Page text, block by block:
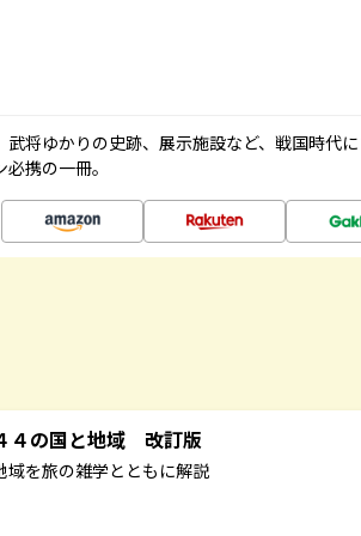
武将ゆかりの史跡、展示施設など、戦国時代
携の一冊。
４の国と地域 改訂版
域を旅の雑学とともに解説